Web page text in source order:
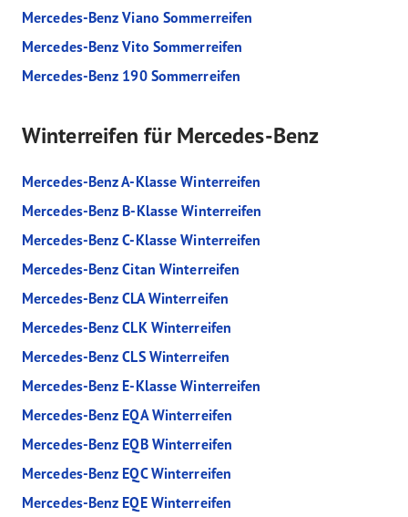
Mercedes-Benz Viano Sommerreifen
Mercedes-Benz Vito Sommerreifen
Mercedes-Benz 190 Sommerreifen
Winterreifen für Mercedes-Benz
Mercedes-Benz A-Klasse Winterreifen
Mercedes-Benz B-Klasse Winterreifen
Mercedes-Benz C-Klasse Winterreifen
Mercedes-Benz Citan Winterreifen
Mercedes-Benz CLA Winterreifen
Mercedes-Benz CLK Winterreifen
Mercedes-Benz CLS Winterreifen
Mercedes-Benz E-Klasse Winterreifen
Mercedes-Benz EQA Winterreifen
Mercedes-Benz EQB Winterreifen
Mercedes-Benz EQC Winterreifen
Mercedes-Benz EQE Winterreifen